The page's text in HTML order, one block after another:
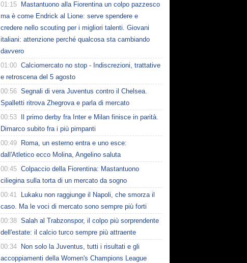
01:15
Mastantuono alla Fiorentina un colpo pazzesco
ma è come Endrick al Lione: serve spendere e
credere nello scouting per i migliori talenti. Giovani
italiani: attenzione perché qualcosa sta cambiando
davvero
01:00 Calciomercato no stop - Indiscrezioni, trattative
e retroscena del 5 agosto
00:56 Segnali di vera Juventus contro il Chelsea.
Spalletti ritrova Zhegrova e parla di mercato
00:53
Il primo derby fra Inter e Milan finisce in parità.
Dimarco subito fra i più pimpanti
00:49
Roma, un esterno entra e uno esce:
dall'Atletico ecco Molina, Angelino saluta
00:45 Colpaccio della Fiorentina: Mastantuono
ciliegina sulla torta di un mercato da sogno
00:41
Lukaku non raggiunge il Napoli, che smorza il
caso. Ma le voci di mercato sono sempre più forti
00:38 Salah al Trabzonspor, il colpo più sorprendente
dell'estate: il calcio turco sempre più attraente
00:34
Non solo la Juventus, tutti i risultati e gli
accoppiamenti della Women's Champions League